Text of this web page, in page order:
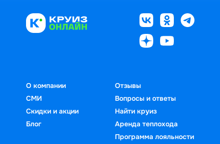
О компании
СМИ
Скидки и акции
Блог
Отзывы
Вопросы и ответы
Найти круиз
Аренда теплохода
Программа лояльности